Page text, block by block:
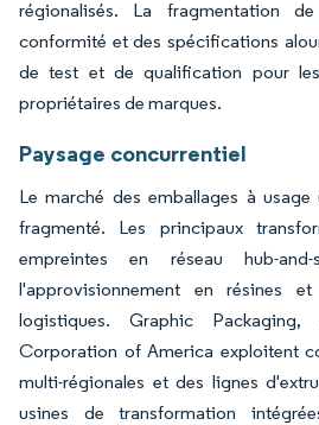
régionalisés. La fragmentation
conformité et des spécifications
de test et de qualification pour
propriétaires de marques.
Paysage concurrentiel
Le marché des emballages à
fragmenté. Les principaux
empreintes en réseau hub-
l'approvisionnement en résines
logistiques. Graphic
Corporation of America exploitent
multi-régionales et des lignes
usines de transformation